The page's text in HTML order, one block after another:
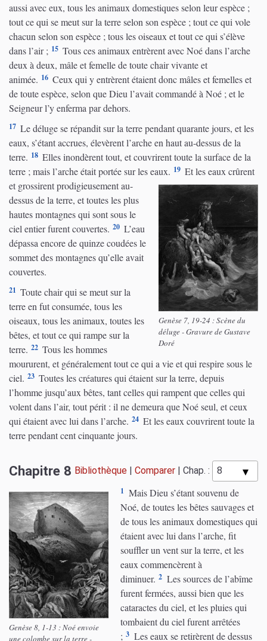
aussi avec eux, tous les animaux domestiques selon leur espèce ;
tout ce qui se meut sur la terre selon son espèce ; tout ce qui vole
chacun selon son espèce ; tous les oiseaux et tout ce qui s’élève
dans l’air ; 15 Tous ces animaux entrèrent avec Noé dans l’arche
deux à deux, mâle et femelle de toute chair vivante et
animée. 16 Ceux qui y entrèrent étaient donc mâles et femelles et
de toute espèce, selon que Dieu l’avait commandé à Noé ; et le
Seigneur l’y enferma par dehors.
17 Le déluge se répandit sur la terre pendant quarante jours, et les
eaux, s’étant accrues, élevèrent l’arche en haut au-dessus de la
terre. 18 Elles inondèrent tout, et couvrirent toute la surface de la
terre ; mais l’arche était portée sur les eaux.
Genèse 7, 19-24 : Scène du
déluge - Gravure de Gustave
Doré
19 Et les eaux crûrent
et grossirent prodigieusement au-
dessus de la terre, et toutes les plus
hautes montagnes qui sont sous le
ciel entier furent couvertes. 20 L’eau
dépassa encore de quinze coudées le
sommet des montagnes qu’elle avait
couvertes.
21 Toute chair qui se meut sur la
terre en fut consumée, tous les
oiseaux, tous les animaux, toutes les
bêtes, et tout ce qui rampe sur la
terre. 22 Tous les hommes
moururent, et généralement tout ce qui a vie et qui respire sous le
ciel. 23 Toutes les créatures qui étaient sur la terre, depuis
l’homme jusqu’aux bêtes, tant celles qui rampent que celles qui
volent dans l’air, tout périt : il ne demeura que Noé seul, et ceux
qui étaient avec lui dans l’arche. 24 Et les eaux couvrirent toute la
terre pendant cent cinquante jours.
Chapitre 8 Bibliothèque Comparer Chap. :
Genèse 8, 1-13 : Noé envoie
une colombe sur la terre -
1 Mais Dieu s’étant souvenu de
Noé, de toutes les bêtes sauvages et
de tous les animaux domestiques qui
étaient avec lui dans l’arche, fit
souffler un vent sur la terre, et les
eaux commencèrent à
diminuer. 2 Les sources de l’abîme
furent fermées, aussi bien que les
cataractes du ciel, et les pluies qui
tombaient du ciel furent arrêtées
; 3 Les eaux se retirèrent de dessus